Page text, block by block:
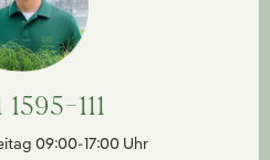
1595-111
09:00-17:00 Uhr